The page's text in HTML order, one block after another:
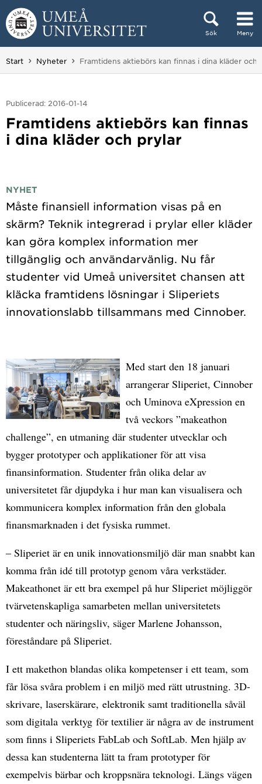
Hoppa direkt till innehållet
Sök Meny
Huvudmenyn dold.
Start Nyheter Du är här:
Framtidens aktiebörs kan finnas i dina kläder och
Publicerad: 2016-01-14
Framtidens aktiebörs kan finnas
i dina kläder och prylar
NYHET
Måste finansiell information visas på en
skärm? Teknik integrerad i prylar eller kläder
kan göra komplex information mer
tillgänglig och användarvänlig. Nu får
studenter vid Umeå universitet chansen att
kläcka framtidens lösningar i Sliperiets
Med start den 18 januari
arrangerar Sliperiet, Cinnober
och Uminova eXpression en
två veckors ”makeathon
challenge”, en utmaning där studenter utvecklar och
bygger prototyper och applikationer för att visa
finansinformation. Studenter från olika delar av
universitetet får djupdyka i hur man kan visualisera och
kommunicera komplex information från den globala
finansmarknaden i det fysiska rummet.
– Sliperiet är en unik innovationsmiljö där man snabbt kan
komma från idé till prototyp genom våra verkstäder.
Makeathonet är ett bra exempel på hur Sliperiet möjliggör
tvärvetenskapliga samarbeten mellan universitetets
studenter och näringsliv, säger Marlene Johansson,
föreståndare på Sliperiet.
I ett makethon blandas olika kompetenser i ett team, som
får lösa svåra problem i en miljö med rätt utrustning. 3D-
skrivare, laserskärare, elektronik samt traditionella såväl
som digitala verktyg för textilier är några av de instrument
som finns i Sliperiets FabLab och SoftLab. Men hjälp av
dessa kan studenterna lätt ta fram prototyper för
exempelvis bärbar och kroppsnära teknologi. Längs vägen